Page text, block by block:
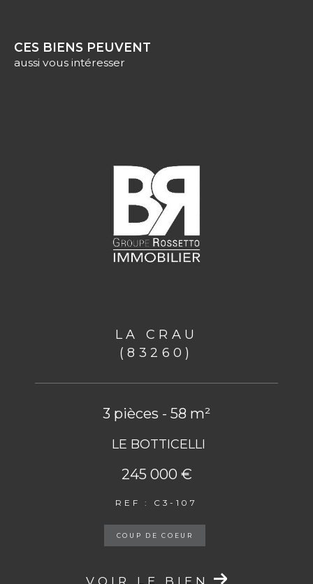
CES BIENS PEUVENT
aussi vous intéresser
LA CRAU
(83260)
3 pièces - 58 m²
LE BOTTICELLI
245 000 €
REF : C3-107
COUP DE COEUR
VOIR LE BIEN